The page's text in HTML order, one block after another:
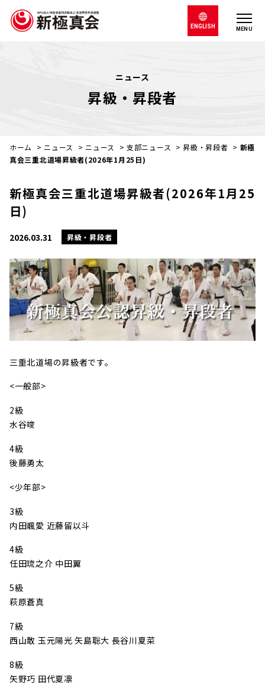
MENU
ENGLISH
ニュース
昇級・昇段者
ホーム > ニュース > ニュース >支部ニュース >昇級・昇段者 > 新極
真会三重北道場昇級者(2026年1月25日)
新極真会三重北道場昇級者(2026年1月25
日)
2026.03.31 昇級・昇段者
三重北道場の昇級者です。
<一般部>
2級
水谷竣
4級
後藤勇太
<少年部>
3級
内田颯愛 近藤留以斗
4級
任田琉之介 中田翼
5級
萩原蒼真
7級
西山敢 玉元陽光 矢島聡大 長谷川夏菜
8級
矢野巧 田代夏凛